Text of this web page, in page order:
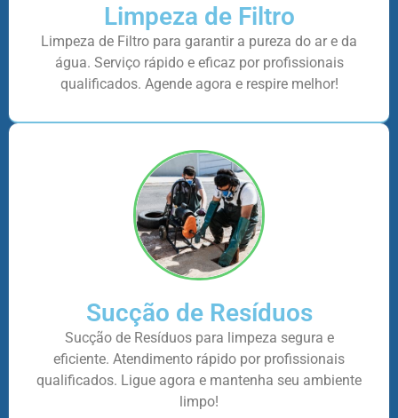
Limpeza de Filtro
Limpeza de Filtro para garantir a pureza do ar e da
água. Serviço rápido e eficaz por profissionais
qualificados. Agende agora e respire melhor!
Sucção de Resíduos
Sucção de Resíduos para limpeza segura e
eficiente. Atendimento rápido por profissionais
qualificados. Ligue agora e mantenha seu ambiente
limpo!